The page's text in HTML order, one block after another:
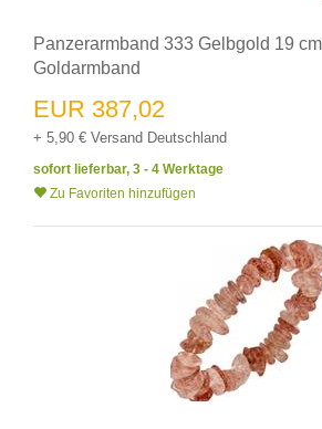
Panzerarmband 333 Gelbgold 19
Goldarmband
EUR 387,02
+ 5,90 € Versand Deutschland
sofort lieferbar, 3 - 4 Werktage
Zu Favoriten hinzufügen